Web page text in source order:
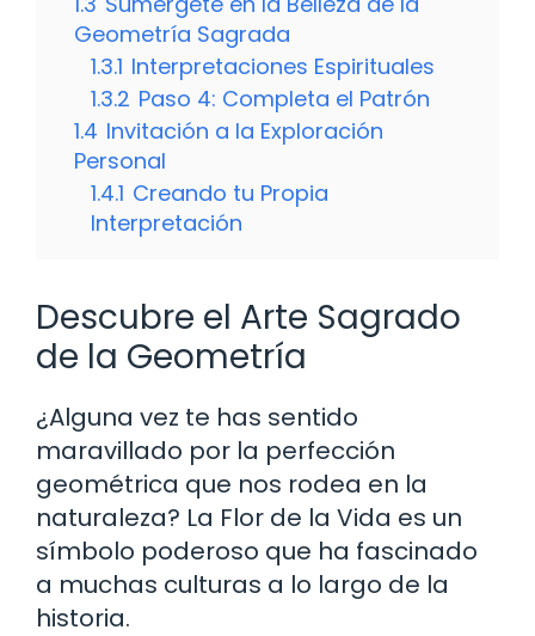
Geometría Sagrada
1.3.1 Interpretaciones Espirituales
1.3.2 Paso 4: Completa el Patrón
1.4 Invitación a la Exploración
Personal
1.4.1 Creando tu Propia
Interpretación
Descubre el Arte Sagrado
de la Geometría
¿Alguna vez te has sentido
maravillado por la perfección
geométrica que nos rodea en la
naturaleza? La Flor de la Vida es un
símbolo poderoso que ha fascinado
a muchas culturas a lo largo de la
historia.